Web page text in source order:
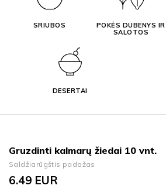
SRIUBOS
POKĖS DUBENYS IR
SALOTOS
DESERTAI
Gruzdinti kalmarų žiedai 10 vnt.
Saldžiarūgštis padažas
6.49 EUR